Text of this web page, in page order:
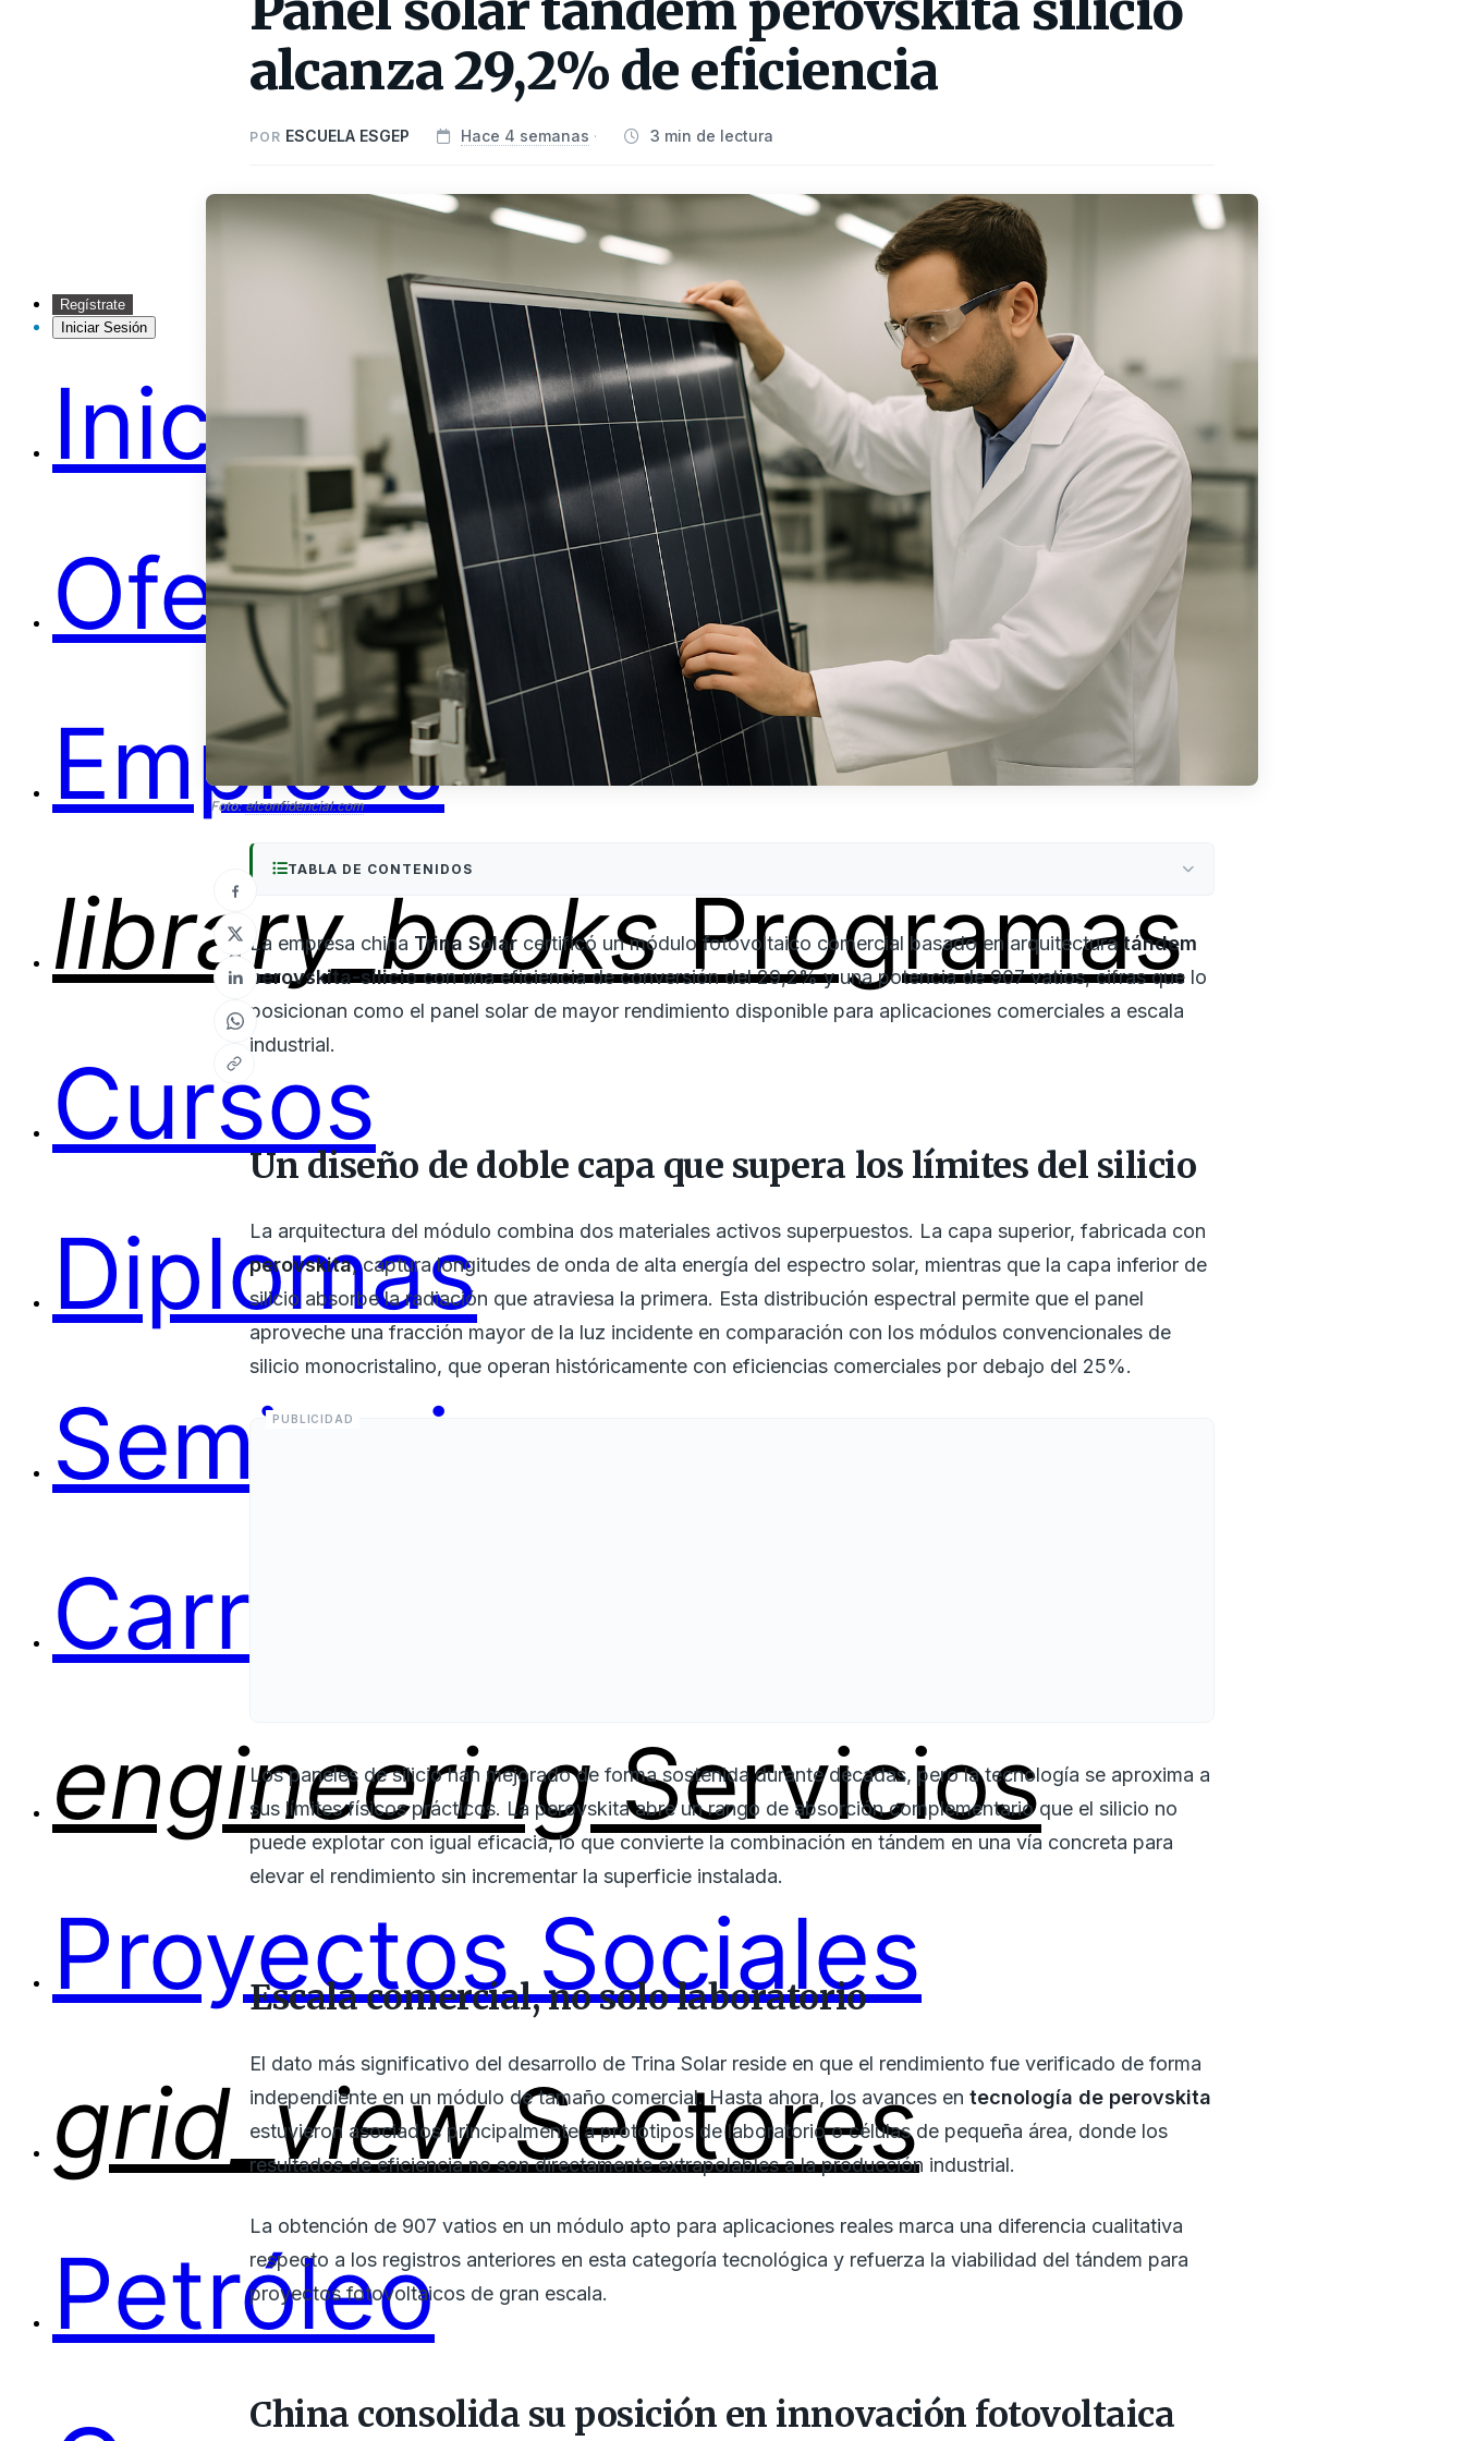
Regístrate
Iniciar Sesión
Inicio
Ofertas
Empleos
library_books Programas
Cursos
Diplomas
Seminarios
Carreras
engineering Servicios
Proyectos Sociales
grid_view Sectores
Petróleo
alcanza 29,2% de eficiencia
POR ESCUELA ESGEP Hace 4 semanas · 3 min de lectura
Foto:elconfidencial.com
TABLA DE CONTENIDOS
La empresa china Trina Solar certificó un módulo fotovoltaico comercial basado en arquitectura tándem
perovskita-siliciocon una eficiencia de conversión del 29,2% y una potencia de 907 vatios, cifras que lo
posicionan como el panel solar de mayor rendimiento disponible para aplicaciones comerciales a escala
industrial.
Un diseño de doble capa que supera los límites del silicio
La arquitectura del módulo combina dos materiales activos superpuestos. La capa superior, fabricada con
perovskita, captura longitudes de onda de alta energía del espectro solar, mientras que la capa inferior de
silicio absorbe la radiación que atraviesa la primera. Esta distribución espectral permite que el panel
aproveche una fracción mayor de la luz incidente en comparación con los módulos convencionales de
silicio monocristalino, que operan históricamente con eficiencias comerciales por debajo del 25%.
Los paneles de silicio han mejorado de forma sostenida durante décadas, pero la tecnología se aproxima a
sus límites físicos prácticos. La perovskita abre un rango de absorción complementario que el silicio no
puede explotar con igual eficacia, lo que convierte la combinación en tándem en una vía concreta para
elevar el rendimiento sin incrementar la superficie instalada.
Escala comercial, no solo laboratorio
El dato más significativo del desarrollo de Trina Solar reside en que el rendimiento fue verificado de forma
independiente en un módulo de tamaño comercial. Hasta ahora, los avances entecnología de perovskita
estuvieron asociados principalmente a prototipos de laboratorio o células de pequeña área, donde los
resultados de eficiencia no son directamente extrapolables a la producción industrial.
La obtención de 907 vatios en un módulo apto para aplicaciones reales marca una diferencia cualitativa
respecto a los registros anteriores en esta categoría tecnológica y refuerza la viabilidad del tándem para
proyectos fotovoltaicos de gran escala.
China consolida su posición en innovación fotovoltaica